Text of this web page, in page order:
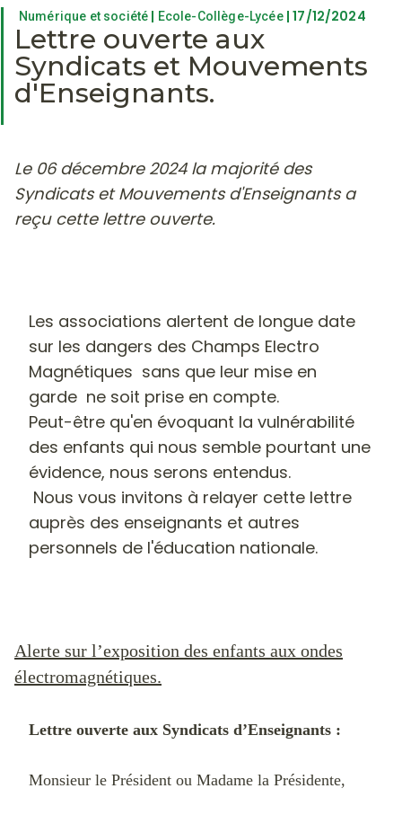
Numérique et société | Ecole-Collège-Lycée| 17/12/2024
Lettre ouverte aux
Syndicats et Mouvements
d'Enseignants.
Le 06 décembre 2024 la majorité des
Syndicats et Mouvements d'Enseignants a
reçu cette lettre ouverte.
Les associations alertent de longue date
sur les dangers des Champs Electro
Magnétiques sans que leur mise en
garde ne soit prise en compte.
Peut-être qu'en évoquant la vulnérabilité
des enfants qui nous semble pourtant une
évidence, nous serons entendus.
Nous vous invitons à relayer cette lettre
auprès des enseignants et autres
personnels de l'éducation nationale.
Alerte sur l’exposition des enfants aux ondes
électromagnétiques.
Lettre ouverte aux Syndicats d’Enseignants :
Monsieur le Président ou Madame la Présidente,